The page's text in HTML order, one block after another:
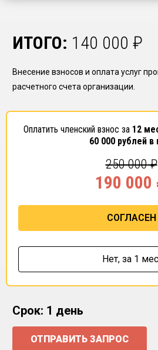
ИТОГО: 140 000 ₽
Внесение взносов и оплата услуг
расчетного счета организации.
Оплатить членский взнос за 12
60 000 рублей в
250 000₽
190 000
СОГЛАСЕН
Нет, за 1
Срок: 1 день
ОТПРАВИТЬ ЗАПРОС